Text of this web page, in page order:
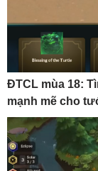
ĐTCL mùa 18:
mạnh mẽ cho